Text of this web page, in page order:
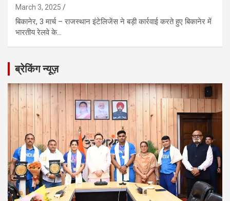
March 3, 2025
बिकानेर, 3 मार्च – राजस्थान इंटेलिजेंस ने बड़ी कार्रवाई करते हुए बिकानेर में
भारतीय रेलवे के…
ब्रेकिंग न्यूज़